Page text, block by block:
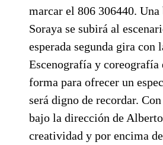
marcar el 806 306440.
Soraya se subirá al
esperada segunda gira con
Escenografía y coreografía
forma para ofrecer un
será digno de recordar.
bajo la dirección de
creatividad y por encima